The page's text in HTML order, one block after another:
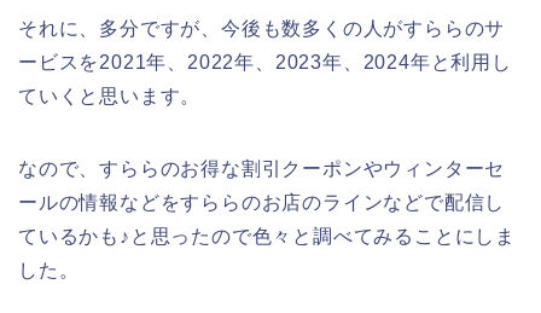
それに、多分ですが、今後も数多くの人がすららのサ
ービスを2021年、2022年、2023年、2024年と利用し
ていくと思います。
なので、すららのお得な割引クーポンやウィンターセ
ールの情報などをすららのお店のラインなどで配信し
ているかも♪と思ったので色々と調べてみることにしま
した。